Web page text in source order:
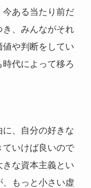
今ある当たり前だ
き、みんながそれ
や判断をしてい
代によって移ろ
、自分の好きな
ていけば良いので
な資本主義とい
もっと小さい虚